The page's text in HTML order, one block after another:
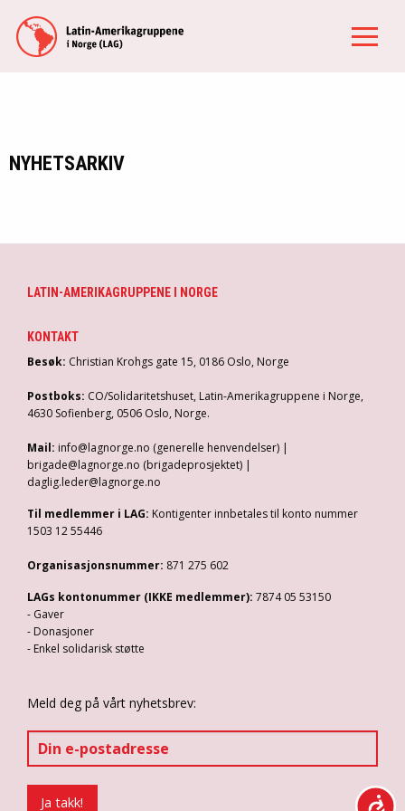
NYHETSARKIV
LATIN-AMERIKAGRUPPENE I NORGE
KONTAKT
Besøk: Christian Krohgs gate 15, 0186 Oslo, Norge
Postboks: CO/Solidaritetshuset, Latin-Amerikagruppene i Norge,
4630 Sofienberg, 0506 Oslo, Norge.
Mail: info@lagnorge.no (generelle henvendelser) |
brigade@lagnorge.no (brigadeprosjektet) |
daglig.leder@lagnorge.no
Til medlemmer i LAG: Kontigenter innbetales til konto nummer
1503 12 55446
Organisasjonsnummer: 871 275 602
LAGs kontonummer (IKKE medlemmer): 7874 05 53150
- Gaver
- Donasjoner
- Enkel solidarisk støtte
Meld deg på vårt nyhetsbrev: